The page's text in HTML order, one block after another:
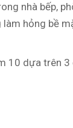
nhà bếp,
hỏng bề
10 dựa trên